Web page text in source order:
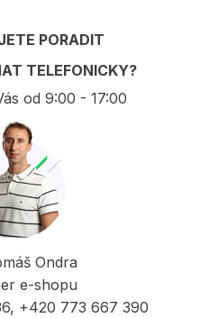
PORADIT
TELEFONICKY?
od 9:00 - 17:00
Ondra
e-shopu
+420 773 667 390